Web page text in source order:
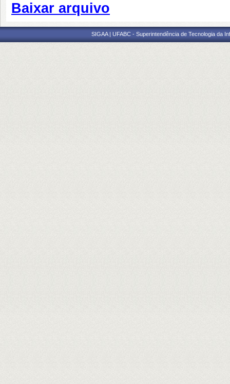
Baixar arquivo
SIGAA | UFABC - Superintendência de Tecnologia da